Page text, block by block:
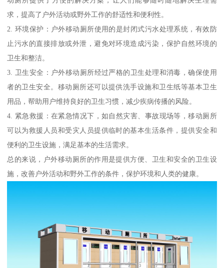
求，提高了户外活动或野外工作的舒适性和便利性。
2. 环境保护：户外移动厕所使用的是封闭式污水处理系统，有效防
止污水的直接排放或外泄，避免对环境造成污染，保护自然环境的
卫生和整洁。
3. 卫生安全：户外移动厕所经过严格的卫生处理和消毒，确保使用
者的卫生安全。移动厕所还可以提供洗手设施和卫生纸等基本卫生
用品，帮助用户维持良好的卫生习惯，减少疾病传播的风险。
4. 紧急救援：在紧急情况下，如自然灾害、事故现场等，移动厕所
可以为救援人员和受灾人员提供临时的基本生活条件，提供安全和
便利的卫生设施，满足基本的生活需求。
总的来说，户外移动厕所的作用是提供方便、卫生和安全的卫生设
施，改善户外活动和野外工作的条件，保护环境和人类的健康。